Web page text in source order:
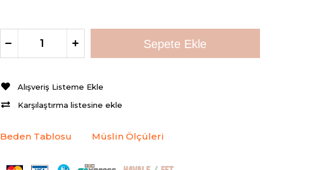
Alışveriş Listeme Ekle
Karşılaştırma listesine ekle
Beden Tablosu Müslin Ölçüleri